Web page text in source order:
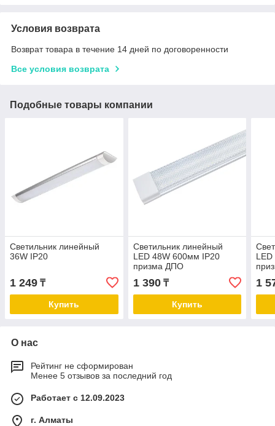
Условия возврата
Возврат товара в течение 14 дней по договоренности
Все условия возврата
Подобные товары компании
Светильник линейный
36W IP20
1 249 ₸
Купить
Светильник линейный
LED 48W 600мм IP20
призма ДПО
1 390₸
Купить
1
О нас
Рейтинг не сформирован
Менее 5 отзывов за последний год
Работает с 12.09.2023
г. Алматы